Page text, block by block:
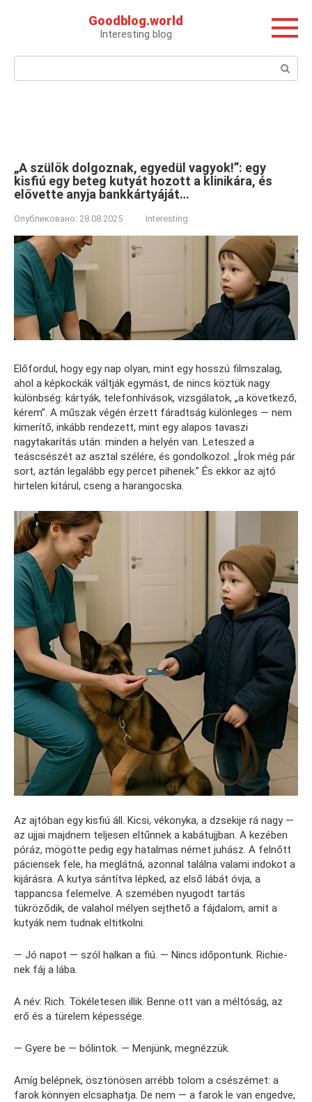
Goodblog.world
Interesting blog
Поиск:
„A szülők dolgoznak, egyedül vagyok!”: egy
kisfiú egy beteg kutyát hozott a klinikára, és
elővette anyja bankkártyáját…
Опубликовано: 28.08.2025 Interesting
Előfordul, hogy egy nap olyan, mint egy hosszú filmszalag,
ahol a képkockák váltják egymást, de nincs köztük nagy
különbség: kártyák, telefonhívások, vizsgálatok, „a következő,
kérem”. A műszak végén érzett fáradtság különleges — nem
kimerítő, inkább rendezett, mint egy alapos tavaszi
nagytakarítás után: minden a helyén van. Leteszed a
teáscsészét az asztal szélére, és gondolkozol: „Írok még pár
sort, aztán legalább egy percet pihenek.” És ekkor az ajtó
hirtelen kitárul, cseng a harangocska.
Az ajtóban egy kisfiú áll. Kicsi, vékonyka, a dzsekije rá nagy —
az ujjai majdnem teljesen eltűnnek a kabátujjban. A kezében
póráz, mögötte pedig egy hatalmas német juhász. A felnőtt
páciensek fele, ha meglátná, azonnal találna valami indokot a
kijárásra. A kutya sántítva lépked, az első lábát óvja, a
tappancsa felemelve. A szemében nyugodt tartás
tükröződik, de valahol mélyen sejthető a fájdalom, amit a
kutyák nem tudnak eltitkolni.
— Jó napot — szól halkan a fiú. — Nincs időpontunk. Richie-
nek fáj a lába.
A név: Rich. Tökéletesen illik. Benne ott van a méltóság, az
erő és a türelem képessége.
— Gyere be — bólintok. — Menjünk, megnézzük.
Amíg belépnek, ösztönösen arrébb tolom a csészémet: a
farok könnyen elcsaphatja. De nem — a farok le van engedve,